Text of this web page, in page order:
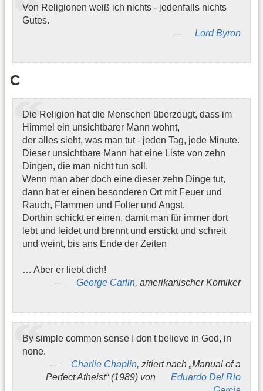
Von Religionen weiß ich nichts - jedenfalls nichts
Gutes.
Lord Byron
C
Die Religion hat die Menschen überzeugt, dass im
Himmel ein unsichtbarer Mann wohnt,
der alles sieht, was man tut - jeden Tag, jede Minute.
Dieser unsichtbare Mann hat eine Liste von zehn
Dingen, die man nicht tun soll.
Wenn man aber doch eine dieser zehn Dinge tut,
dann hat er einen besonderen Ort mit Feuer und
Rauch, Flammen und Folter und Angst.
Dorthin schickt er einen, damit man für immer dort
lebt und leidet und brennt und erstickt und schreit
und weint, bis ans Ende der Zeiten
… Aber er liebt dich!
George Carlin, amerikanischer Komiker
By simple common sense I don't believe in God, in
none.
Charlie Chaplin, zitiert nach „Manual of a
Perfect Atheist“ (1989) von
Eduardo Del Rio